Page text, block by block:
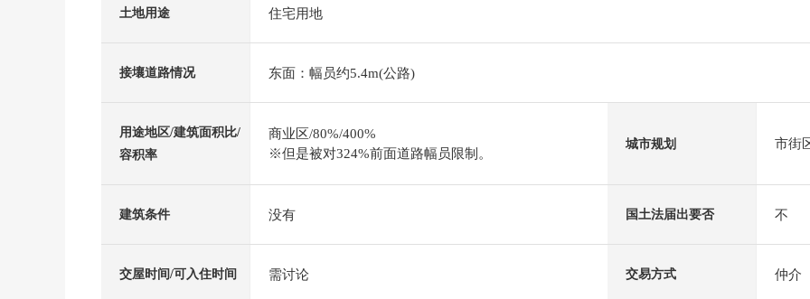
土地用途 住宅用地
接壤道路情况 东面：幅员约5.4m(公路)
用途地区/建筑面积比/
容积率
商业区/80%/400%
※但是被对324%前面道路幅员限制。
城市规划 市街
建筑条件 没有 国土法届出要否 不
交屋时间/可入住时间 需讨论 交易方式 仲介